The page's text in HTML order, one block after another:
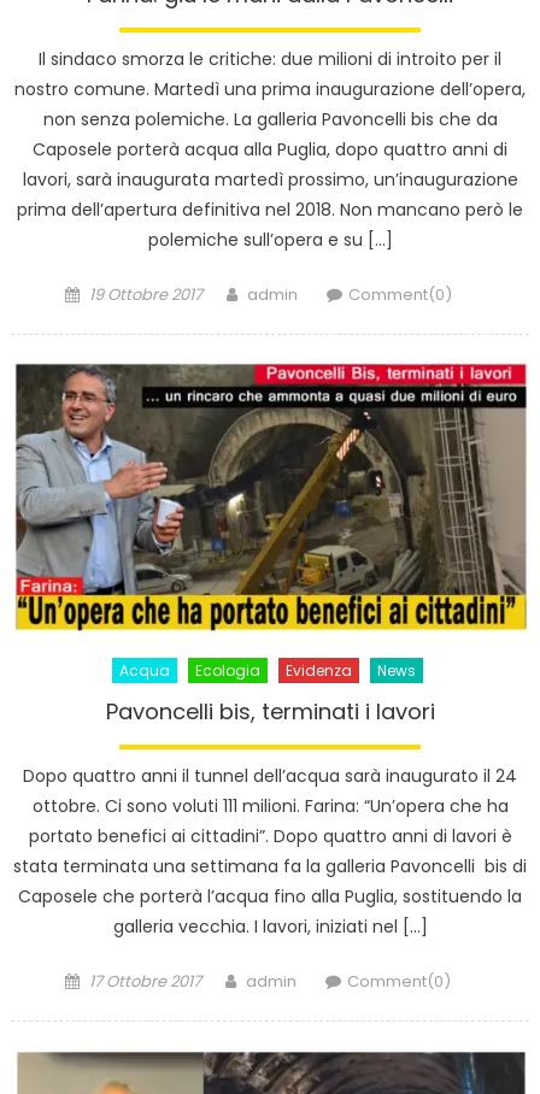
Il sindaco smorza le critiche: due milioni di introito per il
nostro comune. Martedì una prima inaugurazione dell’opera,
non senza polemiche. La galleria Pavoncelli bis che da
Caposele porterà acqua alla Puglia, dopo quattro anni di
lavori, sarà inaugurata martedì prossimo, un’inaugurazione
prima dell’apertura definitiva nel 2018. Non mancano però le
polemiche sull’opera e su […]
Posted
19 Ottobre 2017 Author
admin Comment(0)
Acqua Ecologia Evidenza News
Pavoncelli bis, terminati i lavori
Dopo quattro anni il tunnel dell’acqua sarà inaugurato il 24
ottobre. Ci sono voluti 111 milioni. Farina: “Un’opera che ha
portato benefici ai cittadini”. Dopo quattro anni di lavori è
stata terminata una settimana fa la galleria Pavoncelli bis di
Caposele che porterà l’acqua fino alla Puglia, sostituendo la
galleria vecchia. I lavori, iniziati nel […]
Posted
17 Ottobre 2017 Author
admin Comment(0)